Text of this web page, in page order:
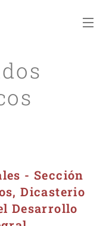
- Sección
Dicasterio
Desarrollo